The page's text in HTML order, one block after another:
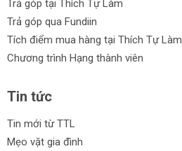
Trả góp tại Thích Tự Làm
Trả góp qua Fundiin
Tích điểm mua hàng tại Thích Tự Làm
Chương trình Hạng thành viên
Tin tức
Tin mới từ TTL
Mẹo vặt gia đình